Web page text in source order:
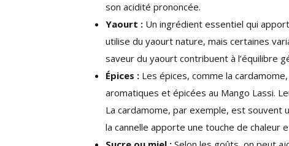
son acidité prononcée.
Yaourt : Un ingrédient essentiel qui
utilise du yaourt nature, mais certaines
saveur du yaourt contribuent à l’équilibre
Épices : Les épices, comme la
aromatiques et épicées au Mango Lassi.
La cardamome, par exemple, est souvent
la cannelle apporte une touche de chaleur